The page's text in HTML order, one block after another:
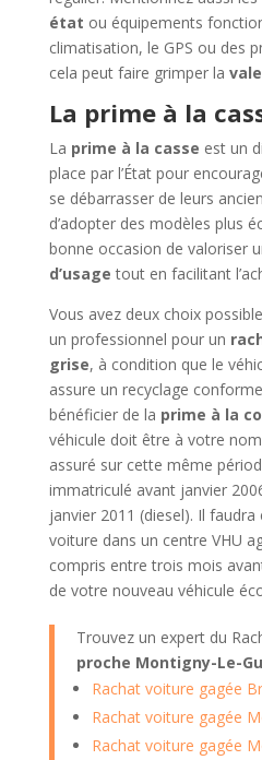
état ou équipements
climatisation, le GPS ou des
cela peut faire grimper la
La prime à la
La prime à la casse est un
place par l’État pour
se débarrasser de leurs
d’adopter des modèles plus
bonne occasion de valoriser
d’usage tout en facilitant
Vous avez deux choix
un professionnel pour un
grise, à condition que le
assure un recyclage
bénéficier de la prime à la
véhicule doit être à votre
assuré sur cette même
immatriculé avant janvier
janvier 2011 (diesel). Il
voiture dans un centre VHU
compris entre trois mois
de votre nouveau véhicule
Trouvez un expert du
proche Montigny-Le-
Rachat voiture gagée
Rachat voiture gagée
Rachat voiture gagée